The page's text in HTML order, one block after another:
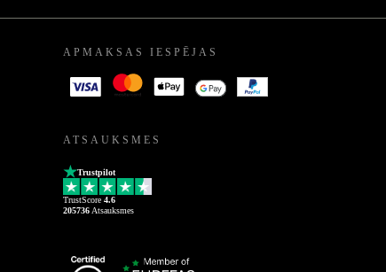
APMAKSAS IESPĒJAS
ATSAUKSMES
Trustpilot
TrustScore 4.6
205736 Atsauksmes